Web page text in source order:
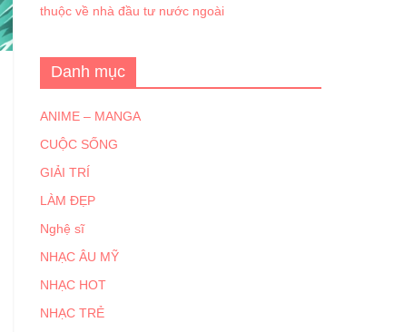
thuộc về nhà đầu tư nước ngoài
Danh mục
ANIME – MANGA
CUỘC SỐNG
GIẢI TRÍ
LÀM ĐẸP
Nghệ sĩ
NHẠC ÂU MỸ
NHẠC HOT
NHẠC TRẺ